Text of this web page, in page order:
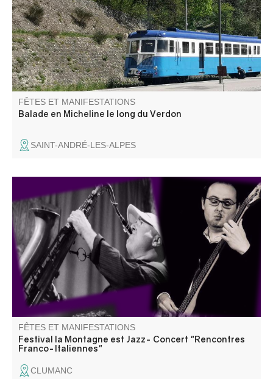
Fleur et assister, l'après midi, à une démonstration de
distillation de lavande.
FÊTES ET MANIFESTATIONS
Balade en Micheline le long du Verdon
SAINT-ANDRÉ-LES-ALPES
Concert « Il suffit de passer le col », une rencontre entre
musiciens italiens et français qui n'ont pas l'habitude de
jouer ensemble. Information 06 18 07 14 29
FÊTES ET MANIFESTATIONS
Festival la Montagne est Jazz- Concert "Rencontres
Franco-Italiennes"
CLUMANC